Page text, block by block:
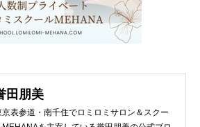
田朋美
京表参道・南千住でロミロミサロン＆スクー